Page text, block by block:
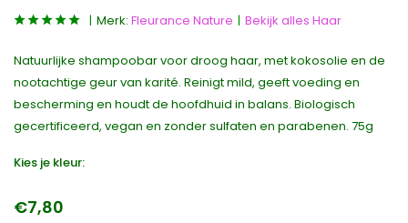
Merk: Fleurance Nature Bekijk alles Haar
Natuurlijke shampoobar voor droog haar, met kokosolie en de
nootachtige geur van karité. Reinigt mild, geeft voeding en
bescherming en houdt de hoofdhuid in balans. Biologisch
gecertificeerd, vegan en zonder sulfaten en parabenen. 75g
Kies je kleur:
€7,80